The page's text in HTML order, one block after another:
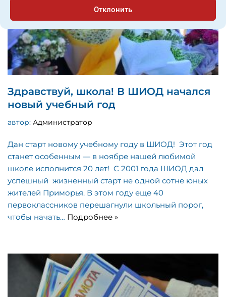
Отклонить
Здравствуй, школа! В ШИОД начался
новый учебный год
автор: Администратор
Дан старт новому учебному году в ШИОД! Этот год
станет особенным — в ноябре нашей любимой
школе исполнится 20 лет! C 2001 года ШИОД дал
успешный жизненный старт не одной сотне юных
жителей Приморья. В этом году еще 40
первоклассников перешагнули школьный порог,
чтобы начать… Подробнее »